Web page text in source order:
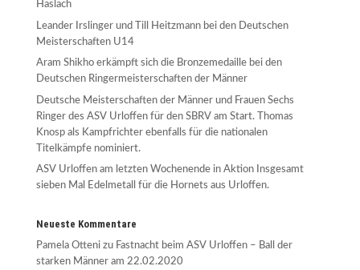
Haslach
Leander Irslinger und Till Heitzmann bei den Deutschen
Meisterschaften U14
Aram Shikho erkämpft sich die Bronzemedaille bei den
Deutschen Ringermeisterschaften der Männer
Deutsche Meisterschaften der Männer und Frauen Sechs
Ringer des ASV Urloffen für den SBRV am Start. Thomas
Knosp als Kampfrichter ebenfalls für die nationalen
Titelkämpfe nominiert.
ASV Urloffen am letzten Wochenende in Aktion Insgesamt
sieben Mal Edelmetall für die Hornets aus Urloffen.
Neueste Kommentare
Pamela Ottenizu Fastnacht beim ASV Urloffen – Ball der
starken Männer am 22.02.2020